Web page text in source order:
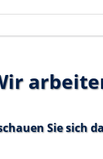
Sie sich